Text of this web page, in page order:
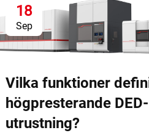
18
Sep
Vilka funktioner
högpresterande DED-
utrustning?